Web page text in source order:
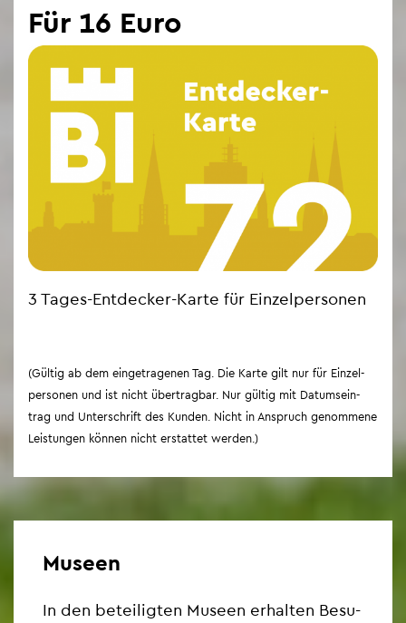
Für 16 Euro
3 Tages-Ent­de­cker-Karte für Ein­zel­per­so­nen
(Gül­tig ab dem ein­ge­tra­ge­nen Tag. Die Karte gilt nur für Ein­zel­
per­so­nen und ist nicht über­trag­bar. Nur gül­tig mit Da­tums­ein­
trag und Un­ter­schrift des Kun­den. Nicht in An­spruch ge­nom­me­ne
Leis­tun­gen kön­nen nicht er­stat­tet wer­den.)
Mu­se­en
In den be­tei­lig­ten Mu­se­en er­hal­ten Be­su­